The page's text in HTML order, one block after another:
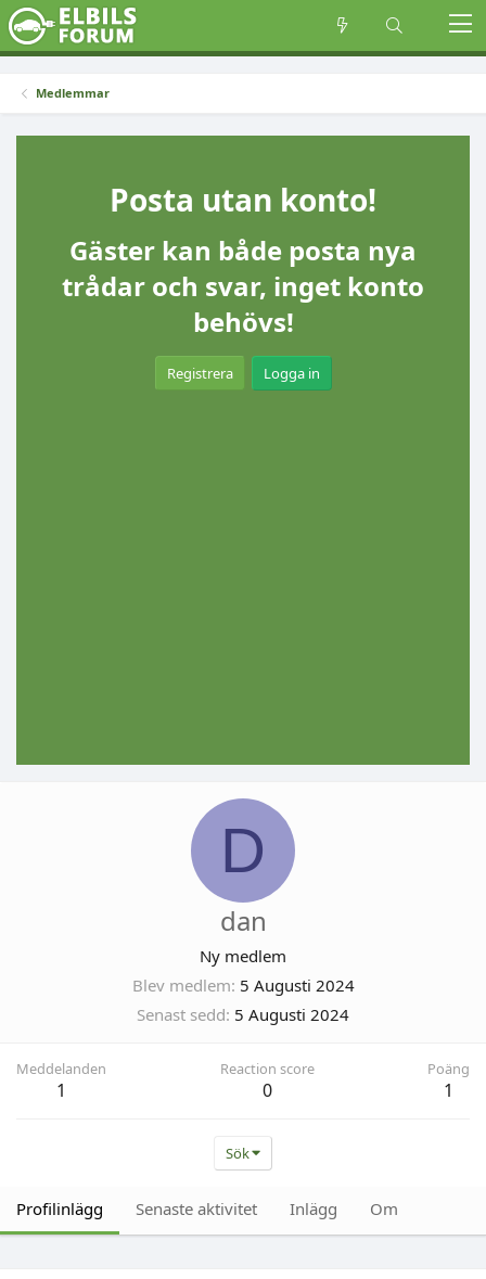
Medlemmar
Posta utan konto!
Gäster kan både posta nya
trådar och svar, inget konto
behövs!
Registrera Logga in
D
dan
Ny medlem
Blev medlem 5 Augusti 2024
Senast sedd 5 Augusti 2024
Meddelanden
1
Reaction score
0
Poäng
1
Sök
Profilinlägg Senaste aktivitet Inlägg Om